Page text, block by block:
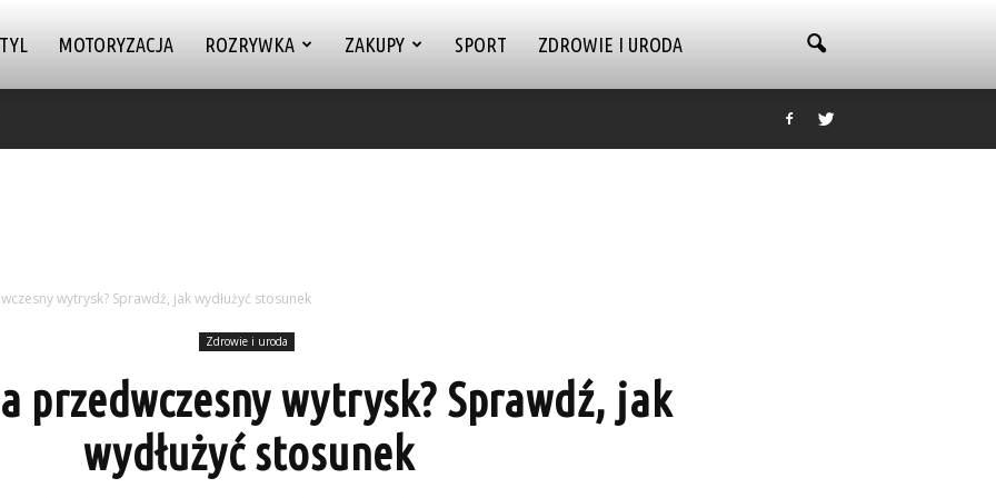
MOTORYZACJA ROZRYWKA ZAKUPY SPORT ZDROWIE I URODA
wytrysk? Sprawdź, jak wydłużyć stosunek
Zdrowie i uroda
przedwczesny wytrysk? Sprawdź, jak
wydłużyć stosunek